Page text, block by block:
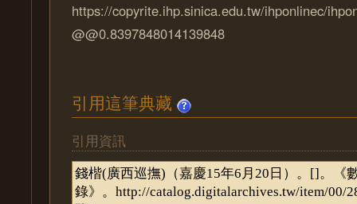
https://copyrite.ihp.sinica.edu.tw/ihponlinec/
@@0.8397848014139848
引用這筆典藏
引用資訊